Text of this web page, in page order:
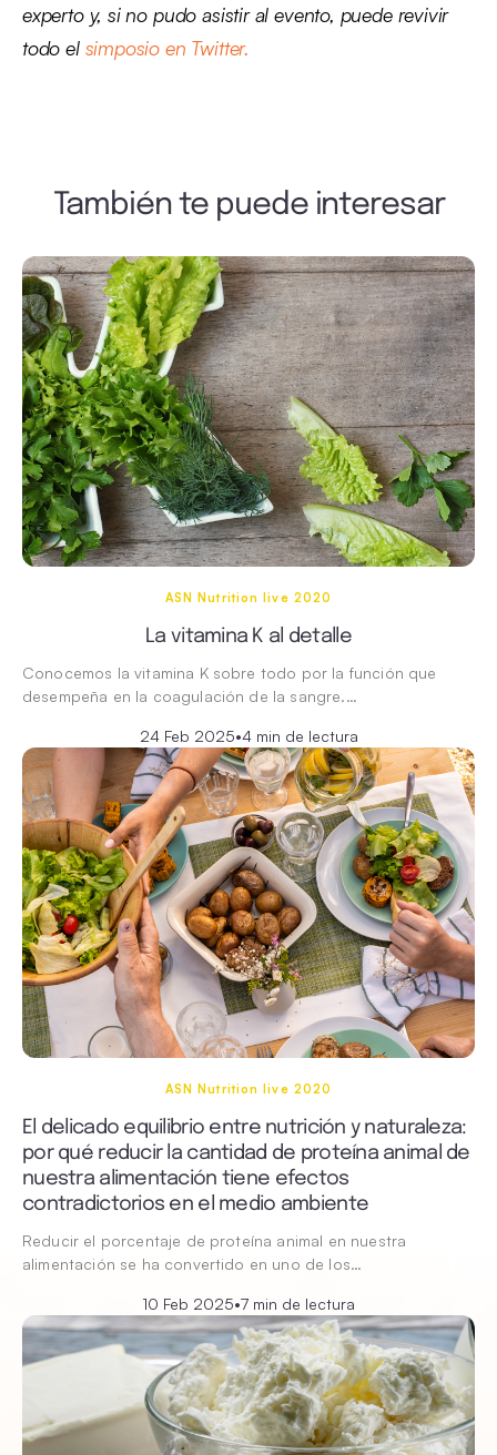
experto y, si no pudo asistir al evento, puede revivir
todo el simposio en Twitter.
También te puede interesar
ASN Nutrition live 2020
La vitamina K al detalle
Conocemos la vitamina K sobre todo por la función que
desempeña en la coagulación de la sangre.…
24 Feb 2025•4 min de lectura
ASN Nutrition live 2020
El delicado equilibrio entre nutrición y naturaleza:
por qué reducir la cantidad de proteína animal de
nuestra alimentación tiene efectos
contradictorios en el medio ambiente
Reducir el porcentaje de proteína animal en nuestra
alimentación se ha convertido en uno de los…
10 Feb 2025•7 min de lectura